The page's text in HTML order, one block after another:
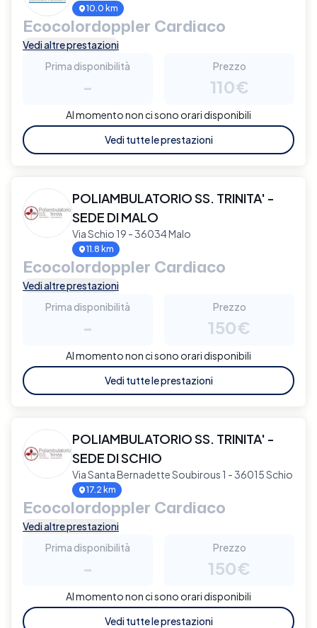
10.0 km
Ecocolordoppler Cardiaco
Vedi altre prestazioni
Prima disponibilità
-
Prezzo
110€
Al momento non ci sono orari disponibili
Vedi tutte le prestazioni
POLIAMBULATORIO SS. TRINITA' -
SEDE DI MALO
Via Schio 19 - 36034 Malo
11.8 km
Ecocolordoppler Cardiaco
Vedi altre prestazioni
Prima disponibilità
-
Prezzo
150€
Al momento non ci sono orari disponibili
Vedi tutte le prestazioni
POLIAMBULATORIO SS. TRINITA' -
SEDE DI SCHIO
Via Santa Bernadette Soubirous 1 - 36015 Schio
17.2 km
Ecocolordoppler Cardiaco
Vedi altre prestazioni
Prima disponibilità
-
Prezzo
150€
Al momento non ci sono orari disponibili
Vedi tutte le prestazioni